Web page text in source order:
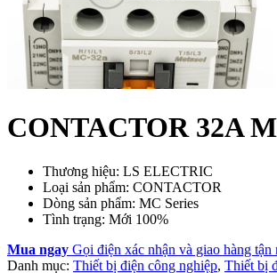
CONTACTOR 32A
Thương hiệu: LS ELECTRIC
Loại sản phẩm: CONTACTOR
Dòng sản phẩm: MC Series
Tình trạng: Mới 100%
Mua ngay Gọi điện xác nhận và giao hàng tận
Danh mục: Thiết bị điện công nghiệp, Thiết bị